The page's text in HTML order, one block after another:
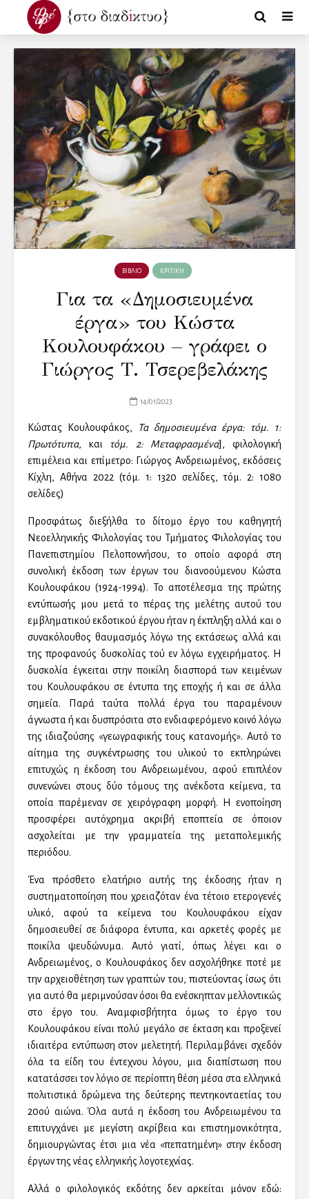
ΒΙΒΛΙΟ ΚΡΙΤΙΚΗ
Για τα «Δημοσιευμένα
έργα» του Κώστα
Κουλουφάκου – γράφει ο
Γιώργος Τ. Τσερεβελάκης
14/01/2023
Κώστας Κουλουφάκος,
Τα δημοσιευμένα έργα: τόμ. 1:
Πρωτότυπα, και τόμ. 2: Μεταφρασμένα], φιλολογική
επιμέλεια και επίμετρο: Γιώργος Ανδρειωμένος, εκδόσεις
Κίχλη, Αθήνα 2022 (τόμ. 1: 1320 σελίδες, τόμ. 2: 1080
σελίδες)
Προσφάτως διεξήλθα το δίτομο έργο του καθηγητή
Νεοελληνικής Φιλολογίας του Τμήματος Φιλολογίας του
Πανεπιστημίου Πελοποννήσου, το οποίο αφορά στη
συνολική έκδοση των έργων του διανοούμενου Κώστα
Κουλουφάκου (1924-1994). Το αποτέλεσμα της πρώτης
εντύπωσής μου μετά το πέρας της μελέτης αυτού του
εμβληματικού εκδοτικού έργου ήταν η έκπληξη αλλά και ο
συνακόλουθος θαυμασμός λόγω της εκτάσεως αλλά και
της προφανούς δυσκολίας τού εν λόγω εγχειρήματος. Η
δυσκολία έγκειται στην ποικίλη διασπορά των κειμένων
του Κουλουφάκου σε έντυπα της εποχής ή και σε άλλα
σημεία. Παρά ταύτα πολλά έργα του παραμένουν
άγνωστα ή και δυσπρόσιτα στο ενδιαφερόμενο κοινό λόγω
της ιδιαζούσης «γεωγραφικής τους κατανομής». Αυτό το
αίτημα της συγκέντρωσης του υλικού το εκπληρώνει
επιτυχώς η έκδοση του Ανδρειωμένου, αφού επιπλέον
συνενώνει στους δύο τόμους της ανέκδοτα κείμενα, τα
οποία παρέμεναν σε χειρόγραφη μορφή. Η ενοποίηση
προσφέρει αυτόχρημα ακριβή εποπτεία σε όποιον
ασχολείται με την γραμματεία της μεταπολεμικής
περιόδου.
Ένα πρόσθετο ελατήριο αυτής της έκδοσης ήταν η
συστηματοποίηση που χρειαζόταν ένα τέτοιο ετερογενές
υλικό, αφού τα κείμενα του Κουλουφάκου είχαν
δημοσιευθεί σε διάφορα έντυπα, και αρκετές φορές με
ποικίλα ψευδώνυμα. Αυτό γιατί, όπως λέγει και ο
Ανδρειωμένος, ο Κουλουφάκος δεν ασχολήθηκε ποτέ με
την αρχειοθέτηση των γραπτών του, πιστεύοντας ίσως ότι
για αυτό θα μεριμνούσαν όσοι θα ενέσκηπταν μελλοντικώς
στο έργο του. Αναμφισβήτητα όμως το έργο του
Κουλουφάκου είναι πολύ μεγάλο σε έκταση και προξενεί
ιδιαιτέρα εντύπωση στον μελετητή. Περιλαμβάνει σχεδόν
όλα τα είδη του έντεχνου λόγου, μια διαπίστωση που
κατατάσσει τον λόγιο σε περίοπτη θέση μέσα στα ελληνικά
πολιτιστικά δρώμενα της δεύτερης πεντηκονταετίας του
20ού αιώνα. Όλα αυτά η έκδοση του Ανδρειωμένου τα
επιτυγχάνει με μεγίστη ακρίβεια και επιστημονικότητα,
δημιουργώντας έτσι μια νέα «πεπατημένη» στην έκδοση
έργων της νέας ελληνικής λογοτεχνίας.
Αλλά ο φιλολογικός εκδότης δεν αρκείται μόνον εδώ: